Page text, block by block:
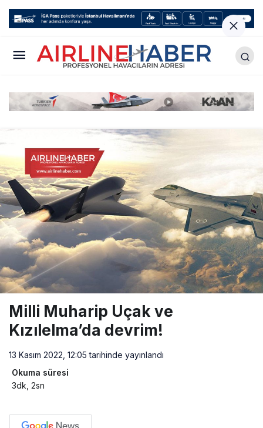
Milli Muharip Uçak ve
Kızılelma’da devrim!
13 Kasım 2022, 12:05 tarihinde yayınlandı
Okuma süresi
3dk, 2sn